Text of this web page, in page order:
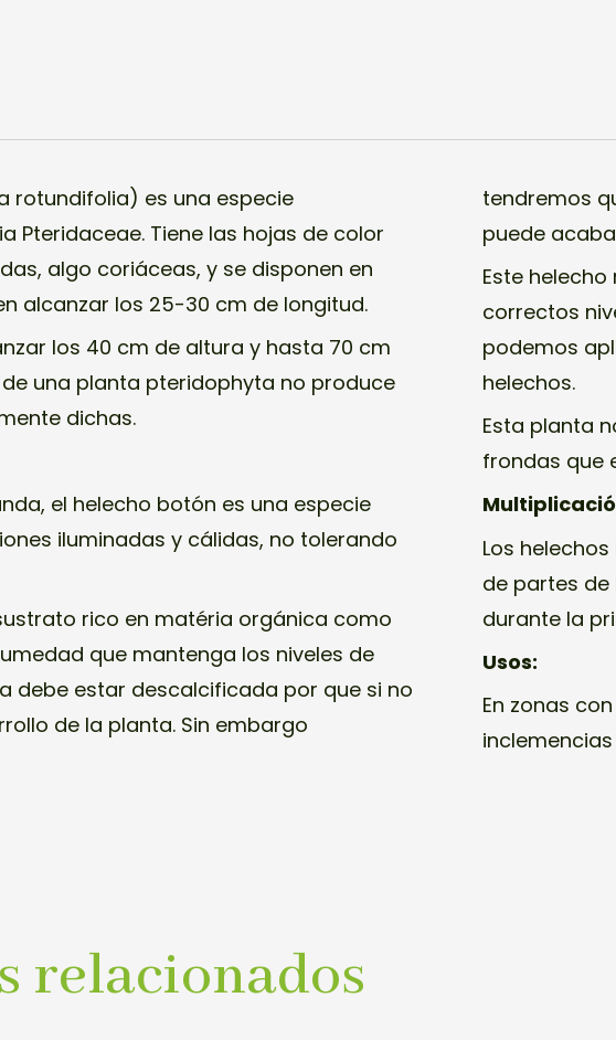
rotundifolia) es una especie
Pteridaceae. Tiene las hojas de color
algo coriáceas, y se disponen en
alcanzar los 25-30 cm de longitud.
los 40 cm de altura y hasta 70 cm
una planta pteridophyta no produce
dichas.
el helecho botón es una especie
iluminadas y cálidas, no tolerando
rico en matéria orgánica como
que mantenga los niveles de
debe estar descalcificada por que si no
de la planta. Sin embargo
tendremos
puede
Este
correctos
podemos
helechos.
Esta planta
frondas que
Los
de partes
durante la
Usos:
En zonas
relacionados